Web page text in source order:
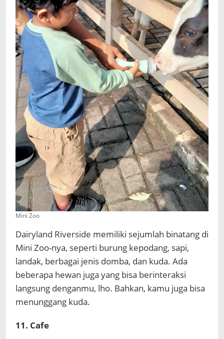
Mini Zoo
Dairyland Riverside memiliki sejumlah binatang di
Mini Zoo-nya, seperti burung kepodang, sapi,
landak, berbagai jenis domba, dan kuda. Ada
beberapa hewan juga yang bisa berinteraksi
langsung denganmu, lho. Bahkan, kamu juga bisa
menunggang kuda.
11. Cafe